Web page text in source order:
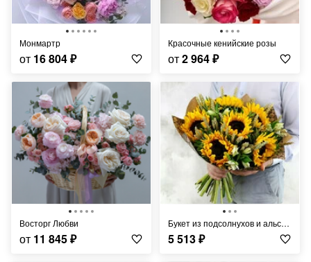
Монмартр
от 16 804₽
Красочные кенийские розы
от2 964₽
Восторг Любви
от 11 845₽
Букет из подсолнухов и альстромерий с листьями фисташки
5 513₽